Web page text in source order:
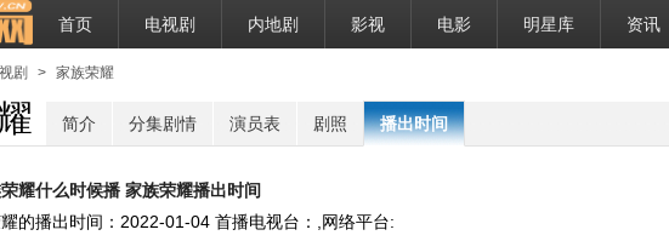
首页 电视剧 内地剧 影视 电影 明星库 资讯
剧 > 家族荣耀
简介 分集剧情 演员表 剧照 播出时间
耀什么时候播 家族荣耀播出时间
的播出时间： 2022-01-04 首播电视台：,网络平台: